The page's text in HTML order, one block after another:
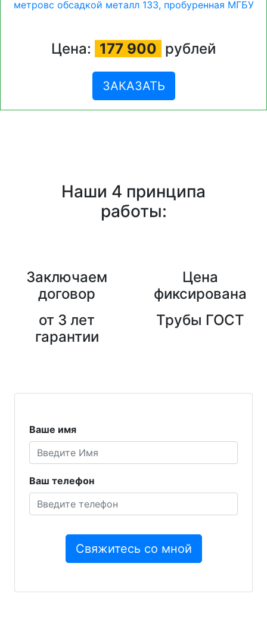
Цена: 177 900 рублей
ЗАКАЗАТЬ
Наши 4 принципа
работы:
Заключаем
договор
Цена
фиксирована
от 3 лет
гарантии
Трубы ГОСТ
Ваше имя
Ваш телефон